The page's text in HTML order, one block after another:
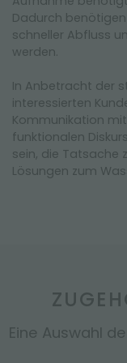
Dadurch
schneller Abfluss
werden.
In Anbetracht der
interessierten
Kommunikation
funktionalen
sein, die Tatsache
Lösungen zum
Eine Auswahl